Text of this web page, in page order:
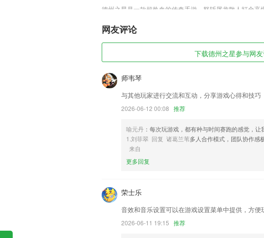
德州之星是一款超热血的传奇手游，怒斩屠龙散人打金
怪升级快，非常适合散人玩家前来体验。
德州之星软件特色
1,在教材之外，增加了汉字学习、成语、文化、古诗词
2,专心为您正规车辆，专职司机
3,去除推送，通知栏广告等烦人无用服务
4,超多好玩的特效2265制作教程，很多特效带你制作出大
5,【新鲜资讯】智能化推荐，热点时事社会娱乐搞笑美图
6,双操作模式
德州之星软件优势
2.·完全同步最新发行教材，绝无缺漏页现象
3.一网打尽，2265上课学习校园生活两不误
4.21项急救学习专题，涵盖常见外伤和内科急症。
网友评论
下载德州之星参与网
师韦琴
与其他玩家进行交流和互动，分享游戏心得和技巧
2026-06-12 00:08 推荐
喻元丹 ：每次玩游戏，都有种与时间赛跑的感觉，让
1.刘菲翠 回复 诸葛兰苇多人合作模式，团队协作感极
来自
更多回复
荣士乐
音效和音乐设置可以在游戏设置菜单中提供，方便
2026-06-11 19:15 推荐